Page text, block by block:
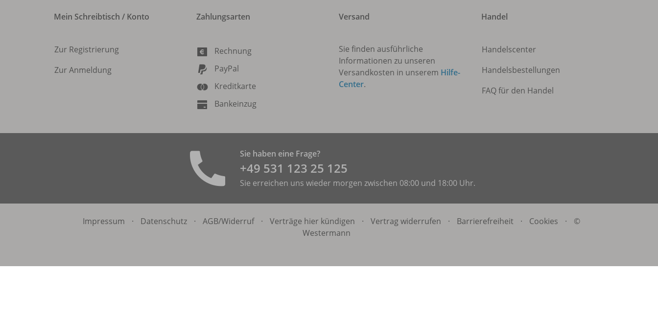
Mein Schreibtisch / Konto
Zur Registrierung
Zur Anmeldung
Zahlungsarten
Rechnung
PayPal
Kreditkarte
Bankeinzug
Versand
Sie finden ausführliche
Informationen zu unseren
Versandkosten in unserem Hilfe-
Center.
Handel
Handelscenter
Handelsbestellungen
FAQ für den Handel
Sie haben eine Frage?
+49 531 ­123 25 125
Sie erreichen uns wieder morgen zwischen 08:00 und 18:00 Uhr.
Impressum · Datenschutz · AGB/Widerruf · Verträge hier kündigen · Vertrag widerrufen · Barrierefreiheit · Cookies ·
©
Westermann